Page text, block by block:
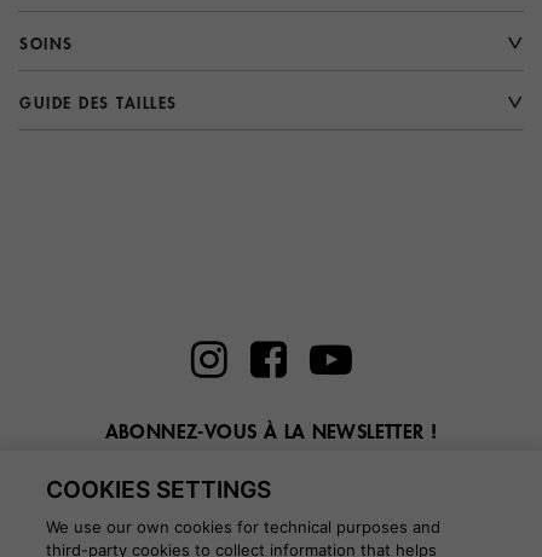
SOINS
GUIDE DES TAILLES
ABONNEZ-VOUS À LA NEWSLETTER !
COOKIES SETTINGS
We use our own cookies for technical purposes and
third-party cookies to collect information that helps